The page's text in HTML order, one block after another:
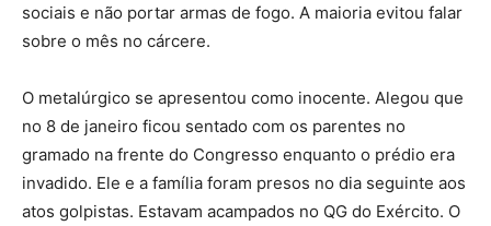
sociais e não portar armas de fogo. A maioria evitou falar
sobre o mês no cárcere.
O metalúrgico se apresentou como inocente. Alegou que
no 8 de janeiro ficou sentado com os parentes no
gramado na frente do Congresso enquanto o prédio era
invadido. Ele e a família foram presos no dia seguinte aos
atos golpistas. Estavam acampados no QG do Exército. O